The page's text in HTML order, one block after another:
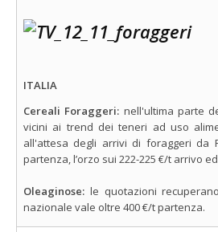
ITALIA
Cereali Foraggeri: nell'ultima parte
vicini ai trend dei teneri ad uso
all'attesa degli arrivi di foraggeri da
partenza, l’orzo sui 222-225 €/t arrivo
Oleaginose: le quotazioni
nazionale vale oltre 400 €/t partenza.